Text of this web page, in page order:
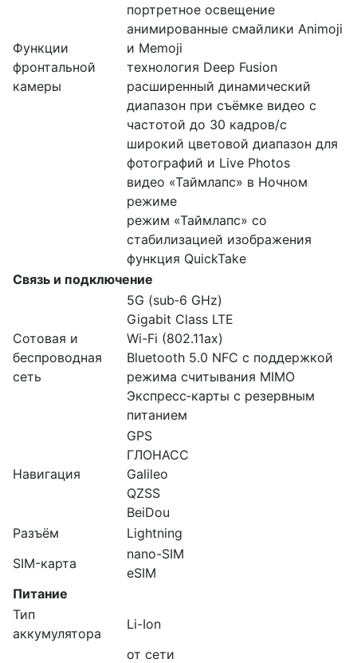
Функции
фронтальной
камеры
портретное освещение
анимированные смайлики Animoji
и Memoji
технология Deep Fusion
расширенный динамический
диапазон при съёмке видео с
частотой до 30 кадров/ с
широкий цветовой диапазон для
фотографий и Live Photos
видео «Таймлапс» в Ночном
режиме
режим «Таймлапс» со
стабилизацией изображения
функция QuickTake
Связь и подключение
Сотовая и
беспроводная
сеть
5G (sub‑6 GHz)
Gigabit Class LTE
Wi-Fi (802.11​ax)
Bluetooth 5.0 NFC с поддержкой
режима считывания MIMO
Экспресс‑карты с резервным
питанием
Навигация
GPS
ГЛОНАСС
Galileo
QZSS
BeiDou
Разъём
Lightning
SIM-карта
nano-SIM
eSIM
Питание
Тип
аккумулятора
Li-Ion
от сети